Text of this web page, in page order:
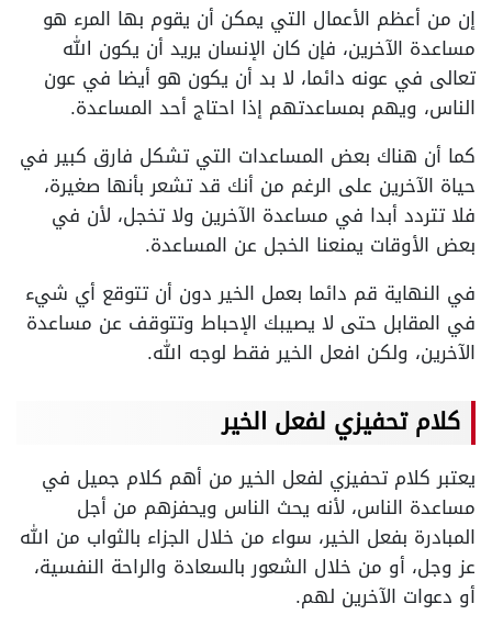
إن من أعظم الأعمال التي يمكن أن يقوم بها المرء هو
مساعدة الآخرين، فإن كان الإنسان يريد أن يكون الله
تعالى في عونه دائما، لا بد أن يكون هو أيضا في عون
الناس، ويهم بمساعدتهم إذا احتاج أحد المساعدة.
كما أن هناك بعض المساعدات التي تشكل فارق كبير في
حياة الآخرين على الرغم من أنك قد تشعر بأنها صغيرة،
فلا تتردد أبدا في مساعدة الآخرين ولا تخجل، لأن في
بعض الأوقات يمنعنا الخجل عن المساعدة.
في النهاية قم دائما بعمل الخير دون أن تتوقع أي شيء
في المقابل حتى لا يصيبك الإحباط وتتوقف عن مساعدة
الآخرين، ولكن افعل الخير فقط لوجه الله.
كلام تحفيزي لفعل الخير
يعتبر كلام تحفيزي لفعل الخير من أهم كلام جميل في
مساعدة الناس، لأنه يحث الناس ويحفزهم من أجل
المبادرة بفعل الخير، سواء من خلال الجزاء بالثواب من الله
عز وجل، أو من خلال الشعور بالسعادة والراحة النفسية،
أو دعوات الآخرين لهم.